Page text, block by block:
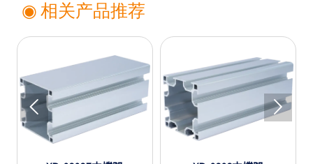
◉ 相关产品推荐
 